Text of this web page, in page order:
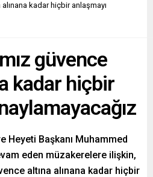
alınana kadar hiçbir anlaşmayı
güvence
kadar hiçbir
Heyeti Başkanı Muhammed
eden müzakerelere ilişkin,
altına alınana kadar hiçbir